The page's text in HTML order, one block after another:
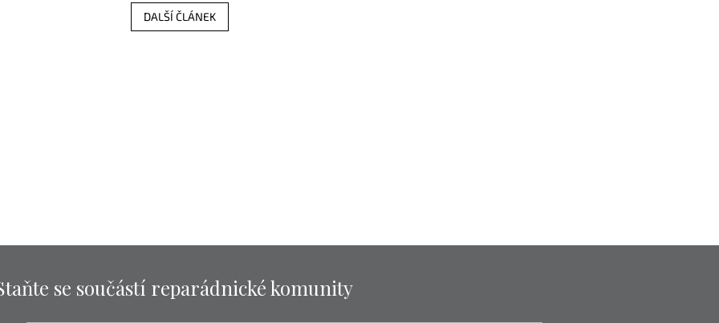
DALŠÍ ČLÁNEK
se součástí reparádnické komunity